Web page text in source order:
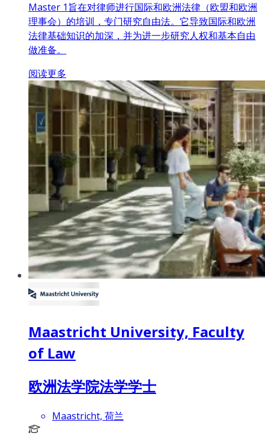
Master 1旨在对律师进行国际和欧洲法律（欧盟和欧洲
理事会）的培训，专门研究自由法。它导致国际和欧洲
法律基础知识的加深，并为进一步研究人权和基本自由
做准备。
阅读更多
Maastricht University, Faculty
of Law
欧洲法学院法学学士
Maastricht, 荷兰